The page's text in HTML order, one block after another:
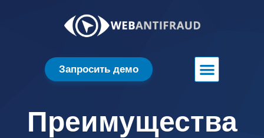
Запросить демо
Преимущества